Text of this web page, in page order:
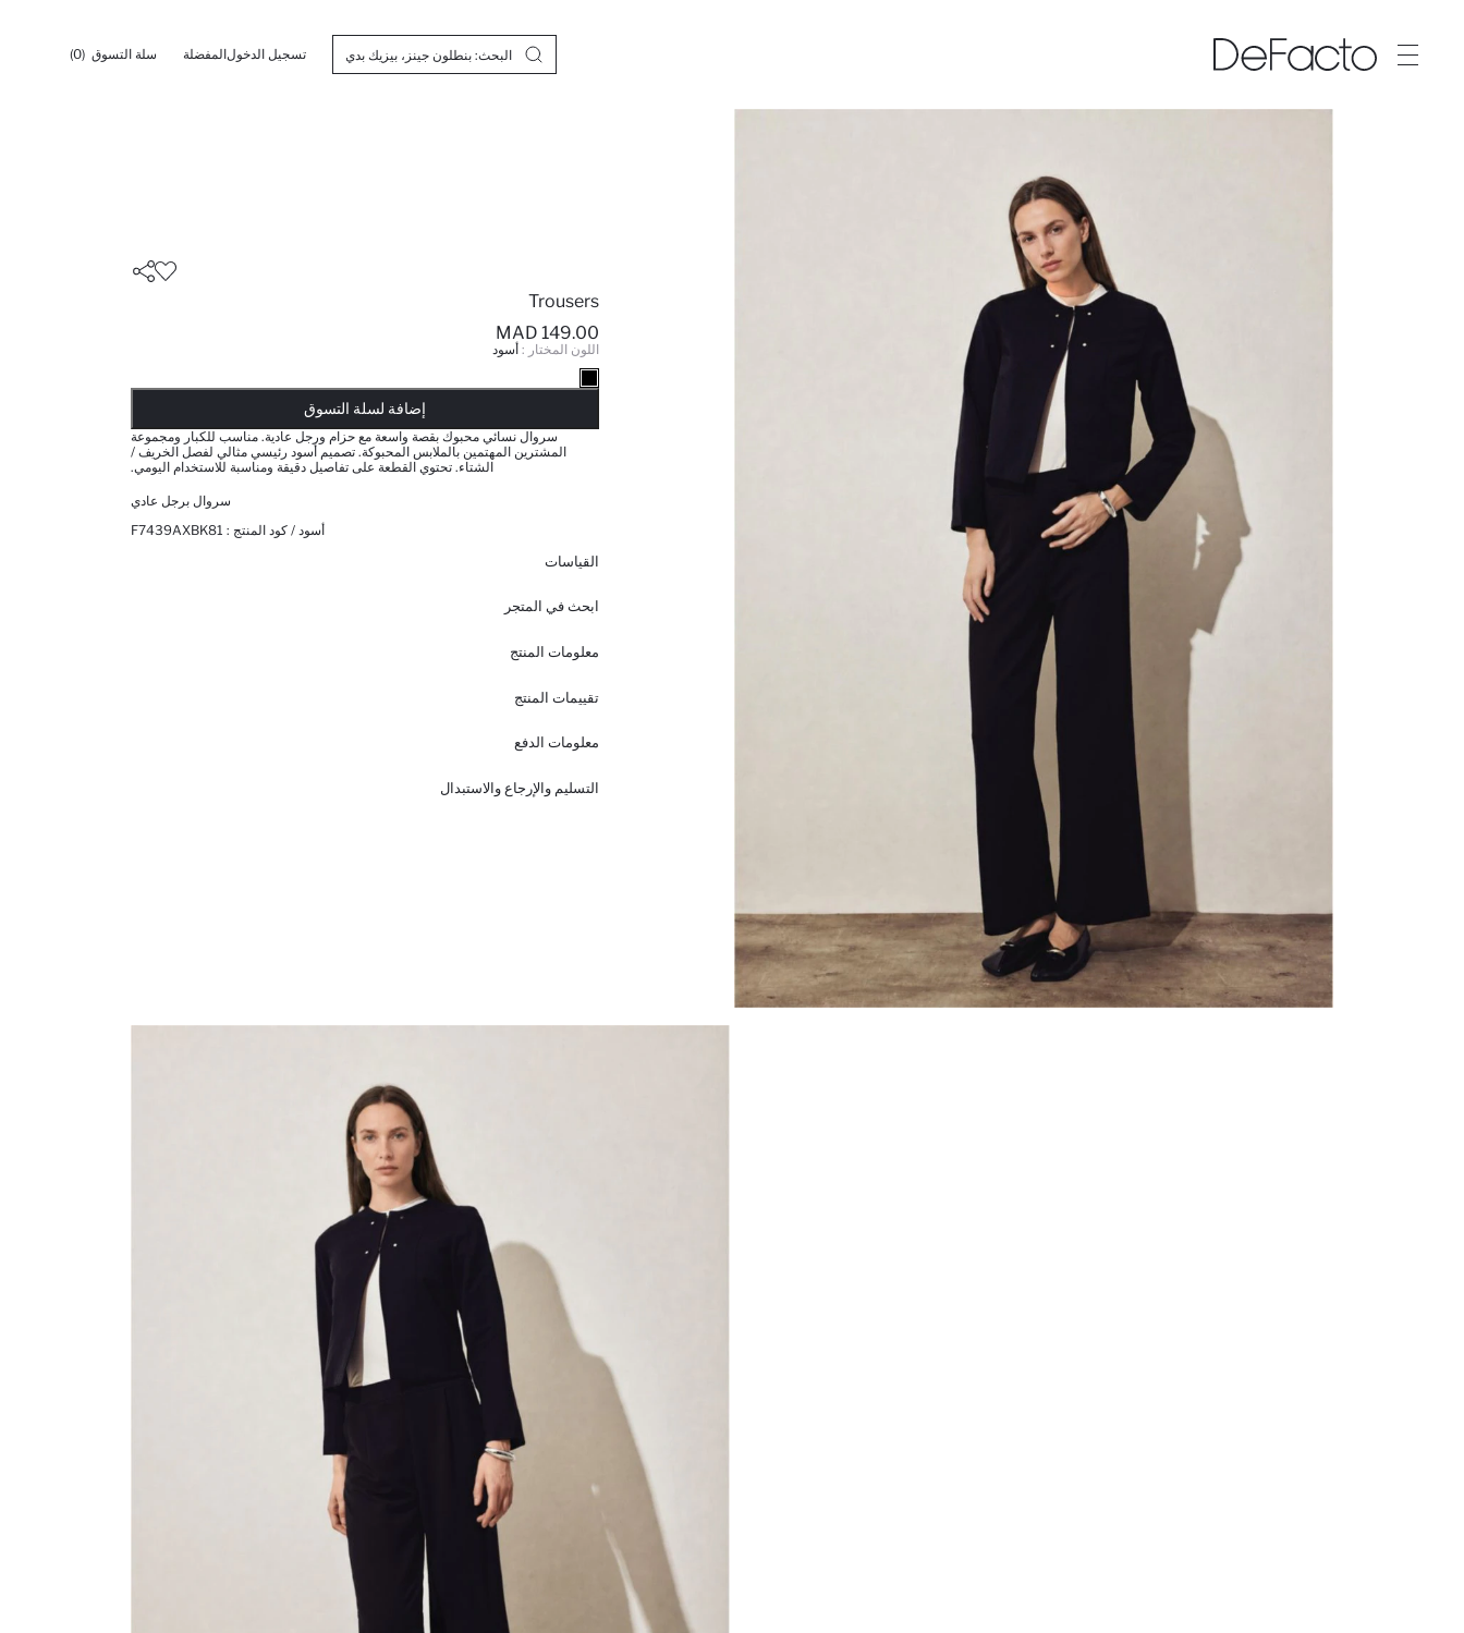
تسجيل الدخولالمفضلة سلة التسوق (0)
Trousers
149.00 MAD
اللون المختار : أسود
إضافة لسلة التسوق
سروال نسائي محبوك بقصة واسعة مع حزام ورجل عادية. مناسب للكبار ومجموعة
المشترين المهتمين بالملابس المحبوكة. تصميم أسود رئيسي مثالي لفصل الخريف /
الشتاء. تحتوي القطعة على تفاصيل دقيقة ومناسبة للاستخدام اليومي.
سروال برجل عادي
أسود / كود المنتج : F7439AXBK81
القياسات
ابحث في المتجر
معلومات المنتج
تقييمات المنتج
معلومات الدفع
التسليم والإرجاع والاستبدال